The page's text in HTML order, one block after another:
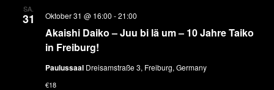
SA.
31
Akaishi Daiko – Juu bi lä um – 10 Jahre Taiko
in Freiburg!
Oktober 31 @ 16:00 -21:00
Paulussaal Dreisamstraße 3, Freiburg, Germany
€18